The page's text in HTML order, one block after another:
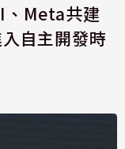
、Meta共建
自主開發時